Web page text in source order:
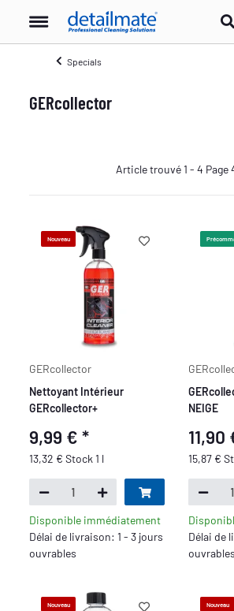
Specials
GERcollector
Article trouvé 1 - 4 Page
Nouveau
GERcollector
Nettoyant Intérieur
GERcollector+
9,99 €*
13,32 € Stock 1 l
Disponible immédiatement
Délai de livraison: 1 - 3 jours
ouvrables
NEIGE
11,90
15,87 €
Délai de
ouvrables
Nouveau Nouveau